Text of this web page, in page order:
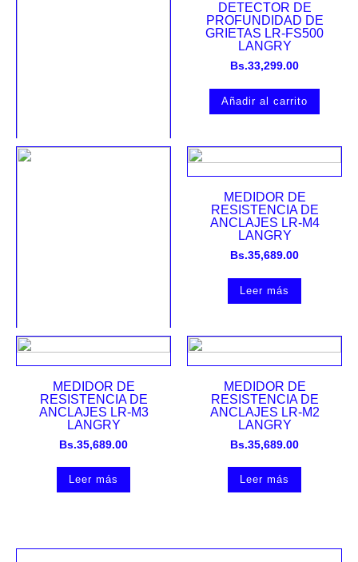
DETECTOR DE
PROFUNDIDAD DE
GRIETAS LR-FS500
LANGRY
Bs.33,299.00
Añadir al carrito
DETECTOR DE ANCHO
LANGRY
Bs.33,299.00
Añadir al carrito
MEDIDOR DE
RESISTENCIA DE
ANCLAJES LR-M4
LANGRY
Bs.35,689.00
Leer más
MEDIDOR DE
RESISTENCIA DE
ANCLAJES LR-M3
LANGRY
Bs.35,689.00
Leer más
MEDIDOR DE
RESISTENCIA DE
ANCLAJES LR-M2
LANGRY
Bs.35,689.00
Leer más